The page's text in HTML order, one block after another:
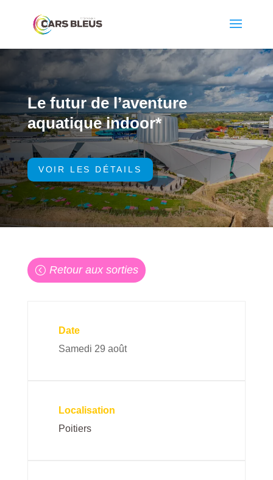
Le futur de l’aventure
aquatique indoor*
VOIR LES DÉTAILS
Retour aux sorties
Date
Samedi 29 août
Localisation
Poitiers